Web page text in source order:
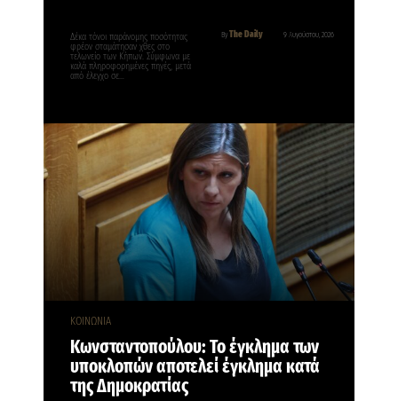
By The Daily 9 Αυγούστου, 2026
Δέκα τόνοι παράνομης ποσότητας
φρέον σταμάτησαν χθες στο
τελωνείο των Κήπων. Σύμφωνα με
καλά πληροφορημένες πηγές, μετά
από έλεγχο σε…
ΚΟΙΝΩΝΙΑ
Κωνσταντοπούλου: Το έγκλημα των
υποκλοπών αποτελεί έγκλημα κατά
της Δημοκρατίας